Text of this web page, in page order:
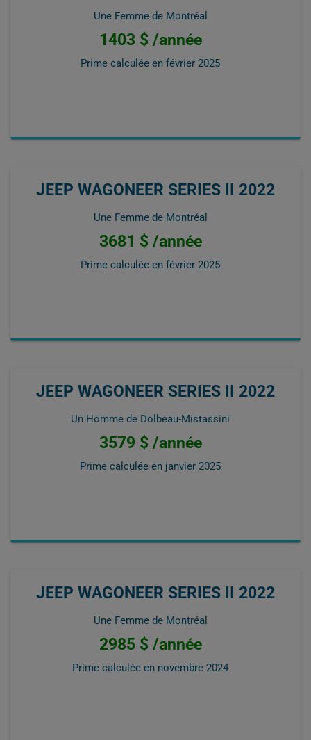
Une Femme de Montréal
1403 $ /année
Prime calculée en février 2025
JEEP WAGONEER SERIES II 2022
Une Femme de Montréal
3681 $ /année
Prime calculée en février 2025
JEEP WAGONEER SERIES II 2022
Un Homme de Dolbeau-Mistassini
3579 $ /année
Prime calculée en janvier 2025
JEEP WAGONEER SERIES II 2022
Une Femme de Montréal
2985 $ /année
Prime calculée en novembre 2024